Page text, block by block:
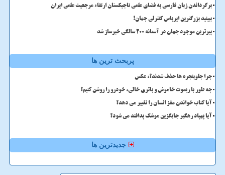
برگرداندن زبان فارسی به فضای علمی تاجیکستان ارتقاء مرجعیت علمی ایران
ببینید بزرگترین ایرباس کنترلی جهان!
پیرترین موجود جهان در آستانه ۲۰۰ سالگی خبرساز شد
پربحث ترین ها
چرا جلوپنجره ها حذف شدند؟، عکس
چه طور با ریموت خاموش و باتری خالی، خودرو را روشن کنیم؟
آیا کتاب خواندن مغز انسان را تغییر می دهد؟
آیا پهپاد رهگیر جایگزین موشک پدافند می شود؟
جدیدترین ها